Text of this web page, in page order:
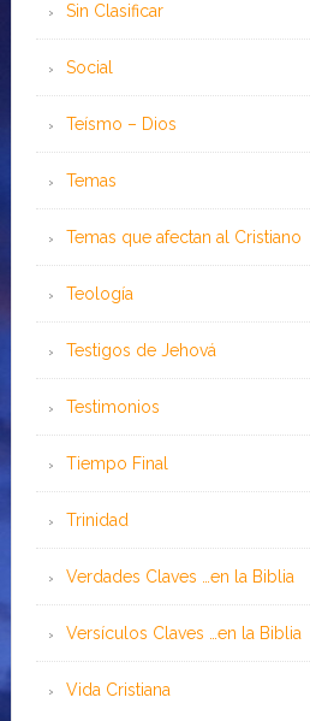
Sin Clasificar
Social
Teísmo – Dios
Temas
Temas que afectan al Cristiano
Teología
Testigos de Jehová
Testimonios
Tiempo Final
Trinidad
Verdades Claves …en la Biblia
Versículos Claves …en la Biblia
Vida Cristiana